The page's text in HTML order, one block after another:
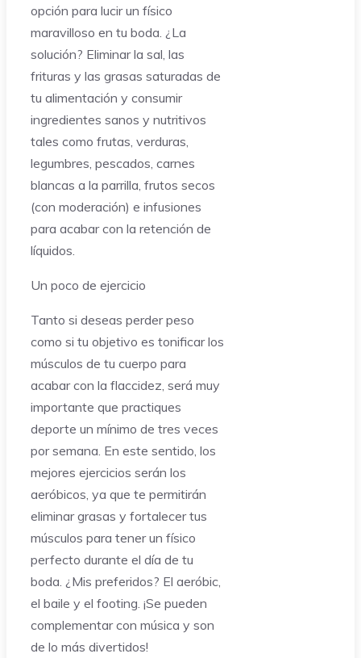
opción para lucir un físico
maravilloso en tu boda. ¿La
solución? Eliminar la sal, las
frituras y las grasas saturadas de
tu alimentación y consumir
ingredientes sanos y nutritivos
tales como frutas, verduras,
legumbres, pescados, carnes
blancas a la parrilla, frutos secos
(con moderación) e infusiones
para acabar con la retención de
líquidos.
Un poco de ejercicio
Tanto si deseas perder peso
como si tu objetivo es tonificar los
músculos de tu cuerpo para
acabar con la flaccidez, será muy
importante que practiques
deporte un mínimo de tres veces
por semana. En este sentido, los
mejores ejercicios serán los
aeróbicos, ya que te permitirán
eliminar grasas y fortalecer tus
músculos para tener un físico
perfecto durante el día de tu
boda. ¿Mis preferidos? El aeróbic,
el baile y el footing. ¡Se pueden
complementar con música y son
de lo más divertidos!